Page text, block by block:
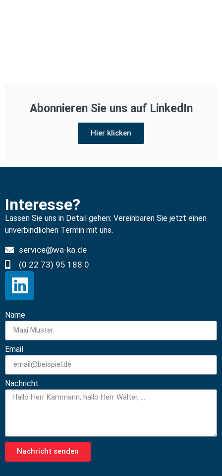
Abonnieren Sie uns auf LinkedIn
Hier klicken
Interesse?
Lassen Sie uns in Detail gehen: Vereinbaren Sie jetzt einen
unverbindlichen Termin mit uns.
service@wa-ka.de
(0 22 73) 95 188 0
Name
Email
Nachricht
Nachricht senden